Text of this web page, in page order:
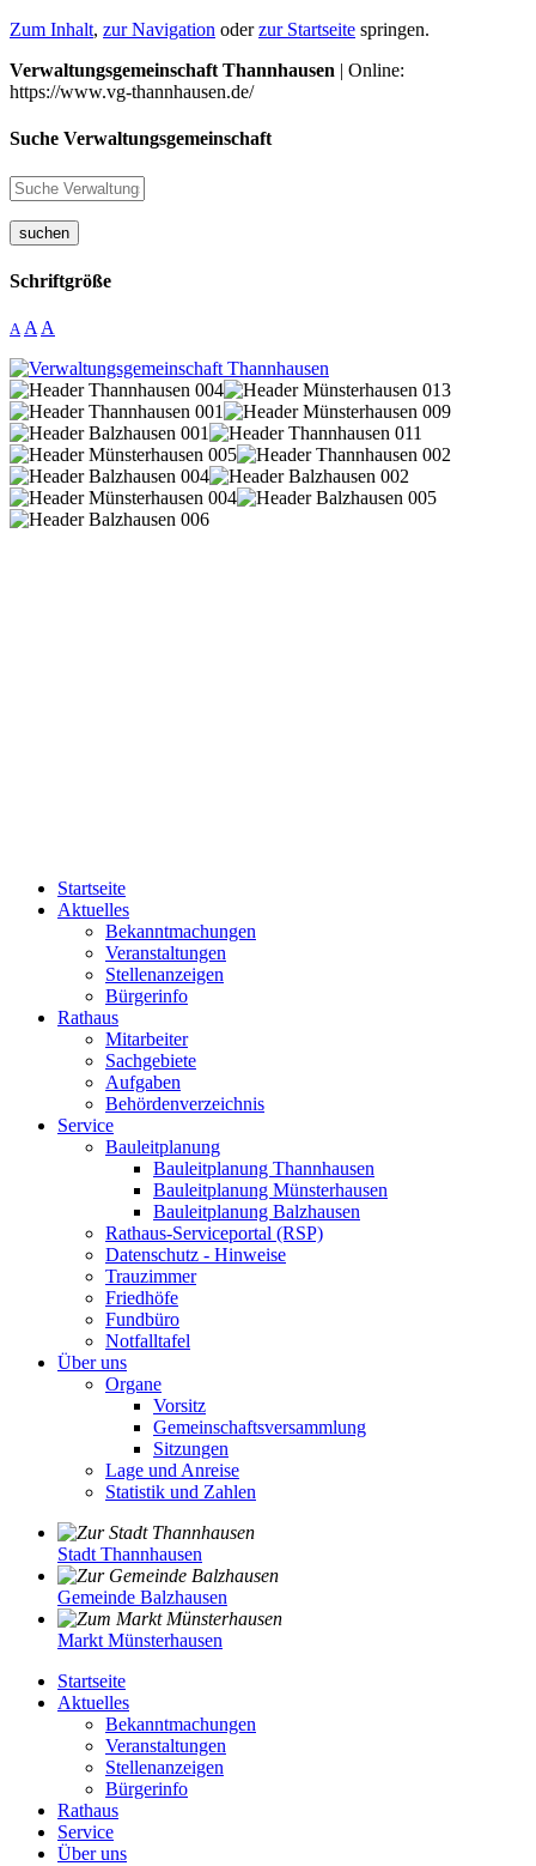
Zum Inhalt, zur Navigation oderzur Startseite springen.
Verwaltungsgemeinschaft Thannhausen | Online:
https://www.vg-thannhausen.de/
Suche Verwaltungsgemeinschaft
suchen
Schriftgröße
A A A
Startseite
Aktuelles
Bekanntmachungen
Veranstaltungen
Stellenanzeigen
Bürgerinfo
Rathaus
Mitarbeiter
Sachgebiete
Aufgaben
Behördenverzeichnis
Service
Bauleitplanung
Bauleitplanung Thannhausen
Bauleitplanung Münsterhausen
Bauleitplanung Balzhausen
Rathaus-Serviceportal (RSP)
Datenschutz - Hinweise
Trauzimmer
Friedhöfe
Fundbüro
Notfalltafel
Über uns
Organe
Vorsitz
Gemeinschaftsversammlung
Sitzungen
Lage und Anreise
Statistik und Zahlen
Stadt Thannhausen
Gemeinde Balzhausen
Markt Münsterhausen
Startseite
Aktuelles
Bekanntmachungen
Veranstaltungen
Stellenanzeigen
Bürgerinfo
Rathaus
Service
Über uns